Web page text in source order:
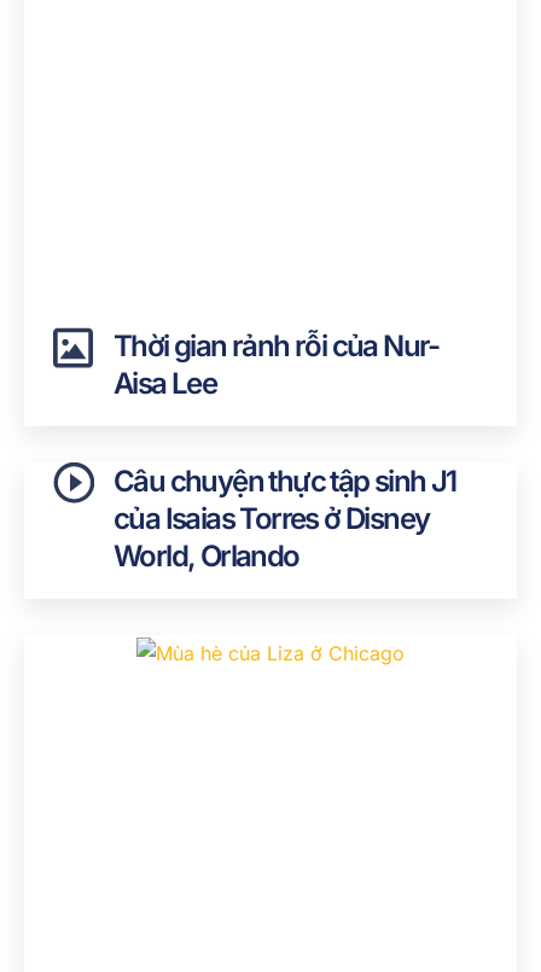
Thời gian rảnh rỗi của Nur-
Aisa Lee
Câu chuyện thực tập sinh J1
của Isaias Torres ở Disney
World, Orlando